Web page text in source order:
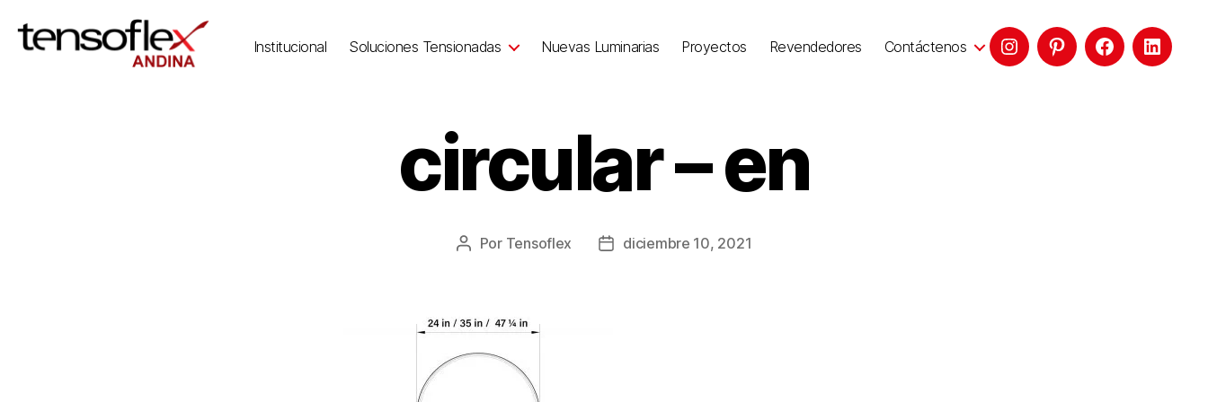
Institucional Soluciones Tensionadas Nuevas Luminarias Proyectos Revendedores Contáctenos
circular – en
Por Tensoflex diciembre 10, 2021